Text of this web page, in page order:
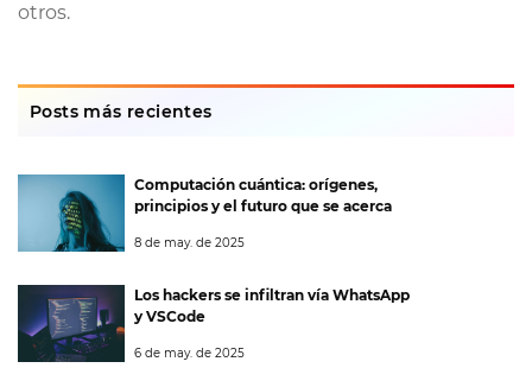
otros.
Posts más recientes
Computación cuántica: orígenes,
principios y el futuro que se acerca
8 de may. de 2025
Los hackers se infiltran vía WhatsApp
y VSCode
6 de may. de 2025